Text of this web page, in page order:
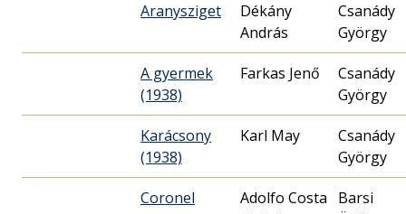
Aranysziget
Dékány
András
Csanády
György
A gyermek
(1938)
Farkas Jenő
Csanády
György
Karácsony
(1938)
Karl May
Csanády
György
Coronel
Adolfo Costa
Barsi